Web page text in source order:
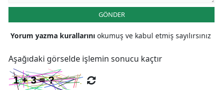
GÖNDER
Yorum yazma kurallarını okumuş ve kabul etmiş sayılırsınız
Aşağıdaki görselde işlemin sonucu kaçtır